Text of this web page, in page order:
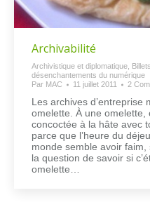
Archivabilité
Archivistique et diplomatique
désenchantements du numérique
Par MAC 11 juillet 2011 2
Les archives d’entreprise
omelette. À une
concoctée à la hâte avec
parce que l’heure du
monde semble avoir
la question de savoir si
omelette…